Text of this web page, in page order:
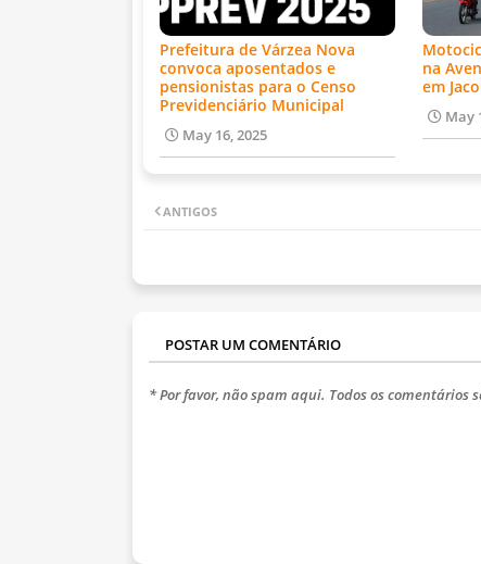
Prefeitura de Várzea Nova
convoca aposentados e
pensionistas para o Censo
Previdenciário Municipal
May 16, 2025
na
em
May
ANTIGOS
POSTAR UM COMENTÁRIO
* Por favor, não spam aqui. Todos os comentários